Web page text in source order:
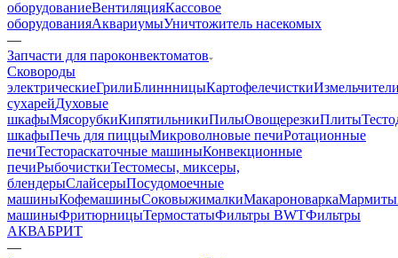
оборудованиеВентиляцияКассовое
оборудованияАквариумыУничтожитель насекомых
—
Запчасти для пароконвектоматов
Cковороды
электрическиеГрилиБлиннницыКартофелечистки
сухарейДуховые
шкафыМясорубкиКипятильникиПилыОвощерезкиПлиты
шкафыПечь для пиццыМикроволновые печиРотационные
печиТестораскаточные машиныКонвекционные
печиРыбочисткиТестомесы, миксеры,
блендерыСлайсерыПосудомоечные
машиныКофемашиныСоковыжималкиМакароноваркаМармиты
машиныФритюрницыТермостатыФильтры BWTФильтры
АКВАБРИТ
—